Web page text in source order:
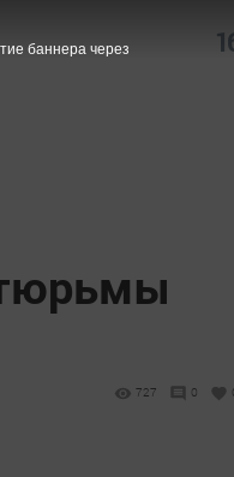
727 0
баннера через